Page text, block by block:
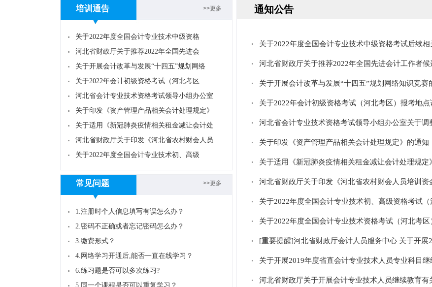
培训通告 >>更多
关于2022年度全国会计专业技术中级资格
河北省财政厅关于推荐2022年全国先进会
关于开展会计改革与发展“十四五”规划网络
关于2022年会计初级资格考试（河北考区
河北省会计专业技术资格考试领导小组办公室
关于印发《资产管理产品相关会计处理规定》
关于适用《新冠肺炎疫情相关租金减让会计处
河北省财政厅关于印发《河北省农村财会人员
关于2022年度全国会计专业技术初、高级
常见问题 >>更多
1.注册时个人信息填写有误怎么办？
2.密码不正确或者忘记密码怎么办？
3.缴费形式？
4.网络学习开通后,能否一直在线学习？
6.练习题是否可以多次练习?
5.同一个课程是否可以重复学习？
通知公告
关于2022年度全国会计专业技术中级资格考试后续
河北省财政厅关于推荐2022年全国先进会计工作者候
关于开展会计改革与发展“十四五”规划网络知识竞赛
关于2022年会计初级资格考试（河北考区）报考地
河北省会计专业技术资格考试领导小组办公室关于调
关于印发《资产管理产品相关会计处理规定》的通知
关于适用《新冠肺炎疫情相关租金减让会计处理规定
河北省财政厅关于印发《河北省农村财会人员培训资
关于2022年度全国会计专业技术初、高级资格考试
关于2022年度全国会计专业技术资格考试（河北考
[重要提醒]河北省财政厅会计人员服务中心 关于开展
关于开展2019年度省直会计专业技术人员专业科目
河北省财政厅关于开展会计专业技术人员继续教育有